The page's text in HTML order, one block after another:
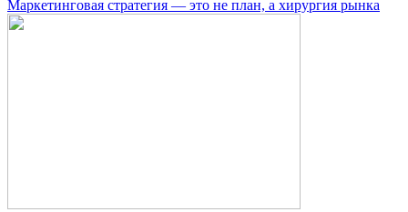
Маркетинговая стратегия — это не план, а хирургия рынка